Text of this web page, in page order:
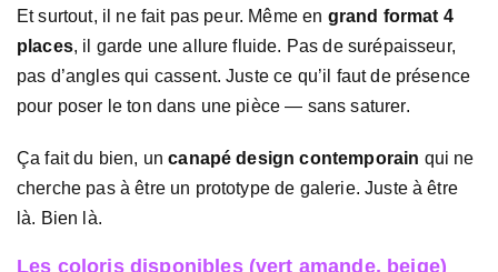
Et surtout, il ne fait pas peur. Même en grand format 4
places, il garde une allure fluide. Pas de surépaisseur,
pas d’angles qui cassent. Juste ce qu’il faut de présence
pour poser le ton dans une pièce — sans saturer.
Ça fait du bien, uncanapé design contemporain qui ne
cherche pas à être un prototype de galerie. Juste à être
là. Bien là.
Les coloris disponibles (vert amande, beige)